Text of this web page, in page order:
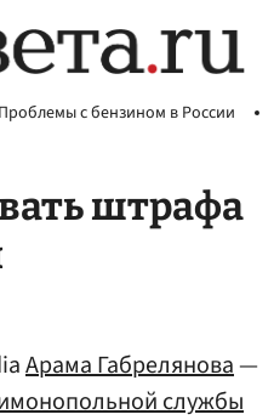
Проблемы с бензином в России
штрафа
Арама Габрелянова—
службы